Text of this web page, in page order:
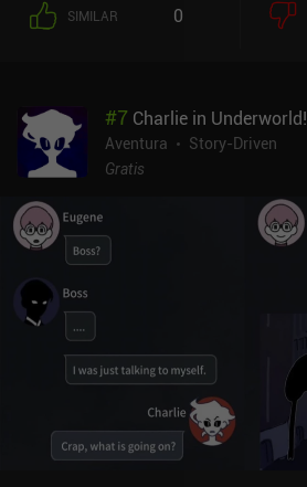
SIMILAR 0
#7 Charlie in Underworld!
Aventura
Story-Driven
Gratis